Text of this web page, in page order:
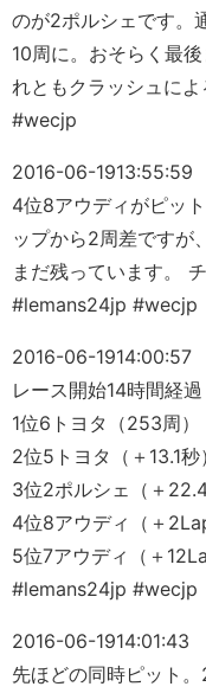
のが2ポルシェです。
10周に。おそらく最
れともクラッシュに
#wecjp
2016-06-1913:55:59
4位8アウディがピッ
ップから2周差ですが
まだ残っています。
#lemans24jp #wecjp
2016-06-1914:00:57
レース開始14時間経
1位6トヨタ（253周）
2位5トヨタ（＋13.1秒）
3位2ポルシェ（＋22.4
4位8アウディ（＋
5位7アウディ（＋
#lemans24jp #wecjp
2016-06-1914:01:43
先ほどの同時ピット